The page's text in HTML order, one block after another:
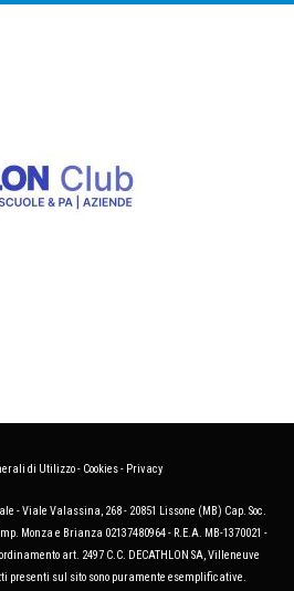
di Utilizzo- Cookies- Privacy
- Viale Valassina, 268 - 20851 Lissone (MB) Cap. Soc.
Monza e Brianza 02137480964 - R.E.A. MB-1370021 -
art. 2497 C.C. DECATHLON SA, Villeneuve
presenti sul sito sono puramente esemplificative.